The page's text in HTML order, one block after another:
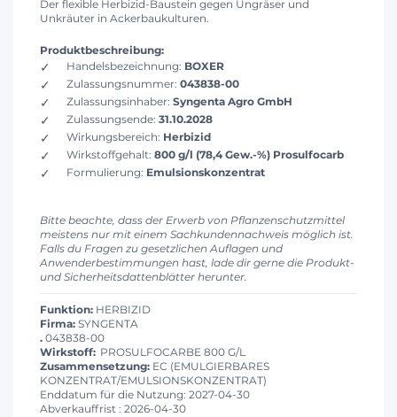
Der flexible Herbizid-Baustein gegen Ungräser und
Unkräuter in Ackerbaukulturen.
Produktbeschreibung:
Handelsbezeichnung: BOXER
Zulassungsnummer: 043838-00
Zulassungsinhaber: Syngenta Agro GmbH
Zulassungsende: 31.10.2028
Wirkungsbereich: Herbizid
Wirkstoffgehalt: 800 g/l (78,4 Gew.-%) Prosulfocarb
Formulierung: Emulsionskonzentrat
Bitte beachte, dass der Erwerb von Pflanzenschutzmittel
meistens nur mit einem Sachkundennachweis möglich ist.
Falls du Fragen zu gesetzlichen Auflagen und
Anwenderbestimmungen hast, lade dir gerne die Produkt-
und Sicherheitsdattenblätter herunter.
Funktion: HERBIZID
Firma: SYNGENTA
. 043838-00
Wirkstoff: PROSULFOCARBE 800 G/L
Zusammensetzung: EC (EMULGIERBARES
KONZENTRAT/EMULSIONSKONZENTRAT)
Enddatum für die Nutzung: 2027-04-30
Abverkauffrist : 2026-04-30